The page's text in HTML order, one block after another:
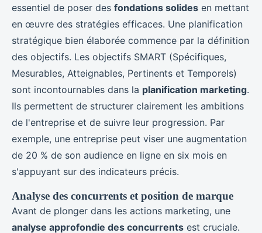
essentiel de poser des fondations solides en mettant
en œuvre des stratégies efficaces. Une planification
stratégique bien élaborée commence par la définition
des objectifs. Les objectifs SMART (Spécifiques,
Mesurables, Atteignables, Pertinents et Temporels)
sont incontournables dans la planification marketing.
Ils permettent de structurer clairement les ambitions
de l'entreprise et de suivre leur progression. Par
exemple, une entreprise peut viser une augmentation
de 20 % de son audience en ligne en six mois en
s'appuyant sur des indicateurs précis.
Analyse des concurrents et position de marque
Avant de plonger dans les actions marketing, une
analyse approfondie des concurrents est cruciale.